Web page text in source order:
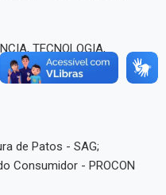
TECNOLOGIA,
de Patos - SAG;
Consumidor - PROCON